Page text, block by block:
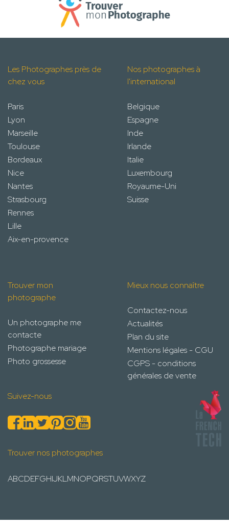
Les Photographes près de
chez vous
Paris
Lyon
Marseille
Toulouse
Bordeaux
Nice
Nantes
Strasbourg
Rennes
Lille
Aix-en-provence
Nos photographes à
l'international
Belgique
Espagne
Inde
Irlande
Italie
Luxembourg
Royaume-Uni
Suisse
Trouver mon
photographe
Un photographe me
contacte
Photographe mariage
Photo grossesse
Mieux nous connaître
Contactez-nous
Actualités
Plan du site
Mentions légales - CGU
CGPS - conditions
générales de vente
Suivez-nous
Trouver nos photographes
ABCDEFGHIJKLMNOPQRSTUVWXYZ